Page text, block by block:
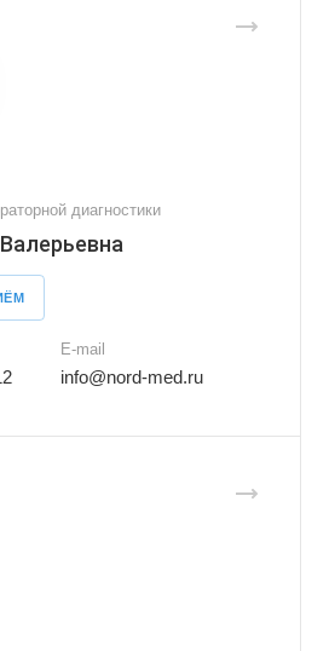
диагностики
E-mail
info@nord-med.ru